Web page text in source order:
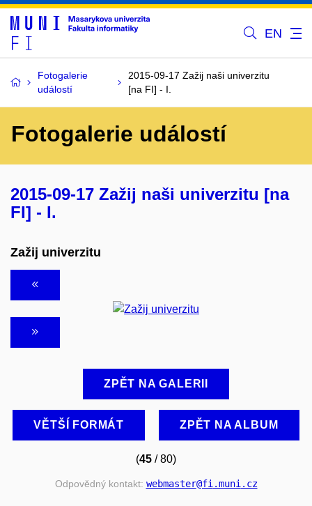
EN
Fotogalerie
událostí
2015-09-17 Zažij naši univerzitu
[na FI] - I.
Fotogalerie událostí
2015-09-17 Zažij naši univerzitu [na
FI] - I.
Zažij univerzitu
ZPĚT NA GALERII
VĚTŠÍ FORMÁT ZPĚT NA ALBUM
(45 / 80)
Odpovědný kontakt: webmaster@fi.muni.cz